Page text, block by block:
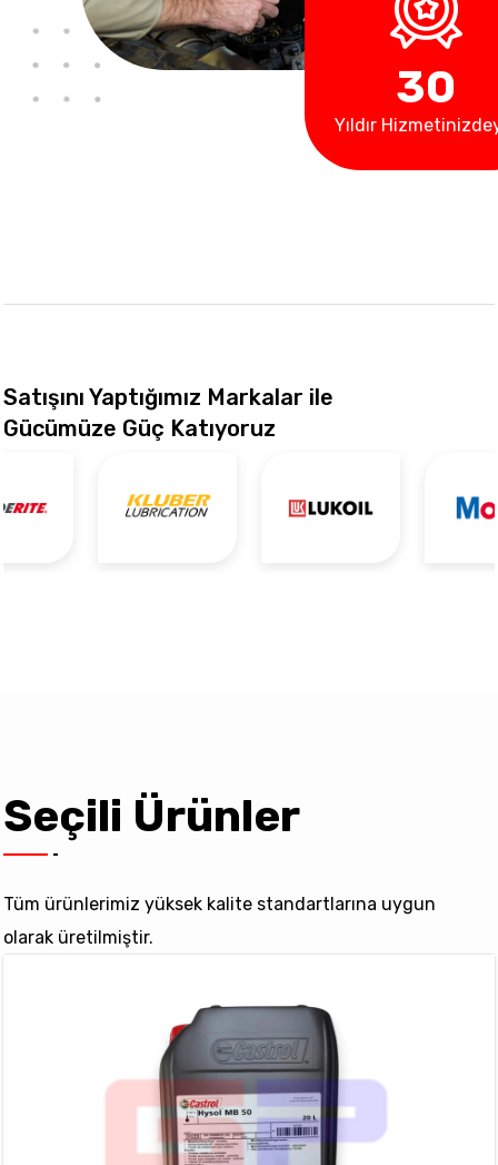
30
Yıldır
Satışını Yaptığımız Markalar ile
Gücümüze Güç Katıyoruz
Seçili Ürünler
Tüm ürünlerimiz yüksek kalite standartlarına uygun
olarak üretilmiştir.